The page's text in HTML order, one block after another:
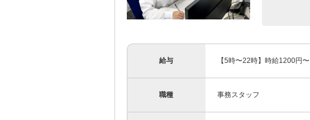
給与 【5時〜22時】時給1200円〜
職種 事務スタッフ